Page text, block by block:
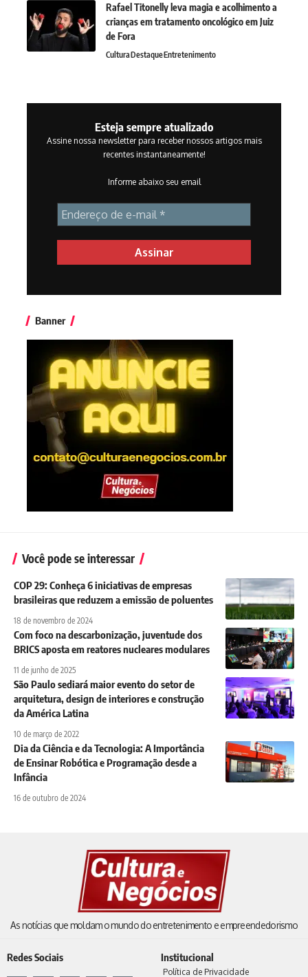
Rafael Titonelly leva magia e acolhimento a
crianças em tratamento oncológico em Juiz
de Fora
CulturaDestaqueEntretenimento
Esteja sempre atualizado
Assine nossa newsletter para receber nossos artigos mais
recentes instantaneamente!
Informe abaixo seu email
Banner
Você pode se interessar
COP 29: Conheça 6 iniciativas de empresas
brasileiras que reduzem a emissão de poluentes
18 de novembro de 2024
Com foco na descarbonização, juventude dos
BRICS aposta em reatores nucleares modulares
11 de junho de 2025
São Paulo sediará maior evento do setor de
arquitetura, design de interiores e construção
da América Latina
10 de março de 2022
Dia da Ciência e da Tecnologia: A Importância
de Ensinar Robótica e Programação desde a
Infância
16 de outubro de 2024
As notícias que moldam o mundo do entretenimento e empreendedorismo
Redes Sociais Institucional
Política de Privacidade